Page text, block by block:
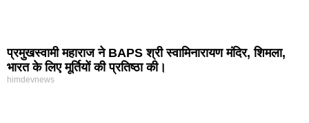
प्रमुखस्वामी महाराज ने BAPS श्री स्वामिनारायण मंदिर, शिमला,
भारत के लिए मूर्तियों की प्रतिष्ठा की।
himdevnews